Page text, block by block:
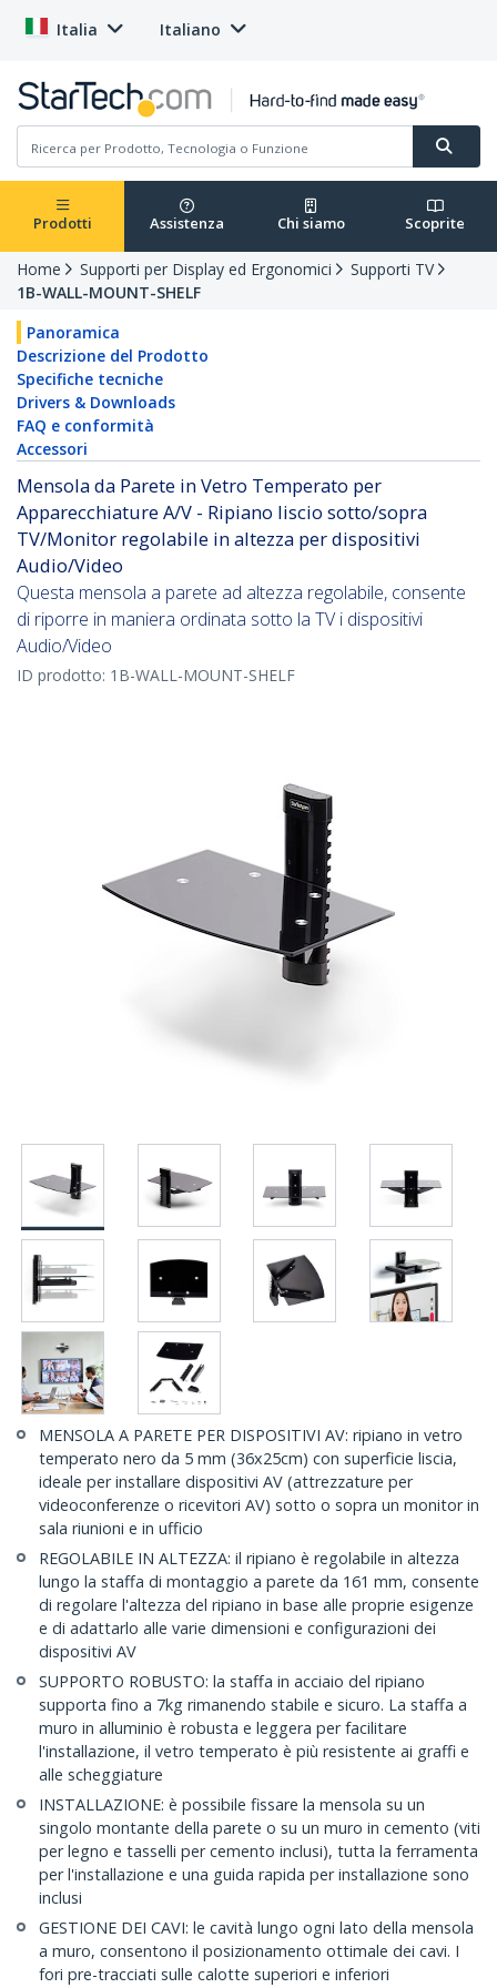
Italia Italiano
Prodotti Assistenza Chi siamo Scoprite
Home Supporti per Display ed Ergonomici
Supporti TV
1B-WALL-MOUNT-SHELF
Panoramica
Descrizione del Prodotto
Specifiche tecniche
Drivers & Downloads
FAQ e conformità
Accessori
Mensola da Parete in Vetro Temperato per
Apparecchiature A/V - Ripiano liscio sotto/sopra
TV/Monitor regolabile in altezza per dispositivi
Audio/Video
Questa mensola a parete ad altezza regolabile, consente
di riporre in maniera ordinata sotto la TV i dispositivi
Audio/Video
ID prodotto: 1B-WALL-MOUNT-SHELF
MENSOLA A PARETE PER DISPOSITIVI AV: ripiano in vetro
temperato nero da 5 mm (36x25cm) con superficie liscia,
ideale per installare dispositivi AV (attrezzature per
videoconferenze o ricevitori AV) sotto o sopra un monitor in
sala riunioni e in ufficio
REGOLABILE IN ALTEZZA: il ripiano è regolabile in altezza
lungo la staffa di montaggio a parete da 161 mm, consente
di regolare l'altezza del ripiano in base alle proprie esigenze
e di adattarlo alle varie dimensioni e configurazioni dei
dispositivi AV
SUPPORTO ROBUSTO: la staffa in acciaio del ripiano
supporta fino a 7kg rimanendo stabile e sicuro. La staffa a
muro in alluminio è robusta e leggera per facilitare
l'installazione, il vetro temperato è più resistente ai graffi e
alle scheggiature
INSTALLAZIONE: è possibile fissare la mensola su un
singolo montante della parete o su un muro in cemento (viti
per legno e tasselli per cemento inclusi), tutta la ferramenta
per l'installazione e una guida rapida per installazione sono
inclusi
GESTIONE DEI CAVI: le cavità lungo ogni lato della mensola
a muro, consentono il posizionamento ottimale dei cavi. I
fori pre-tracciati sulle calotte superiori e inferiori